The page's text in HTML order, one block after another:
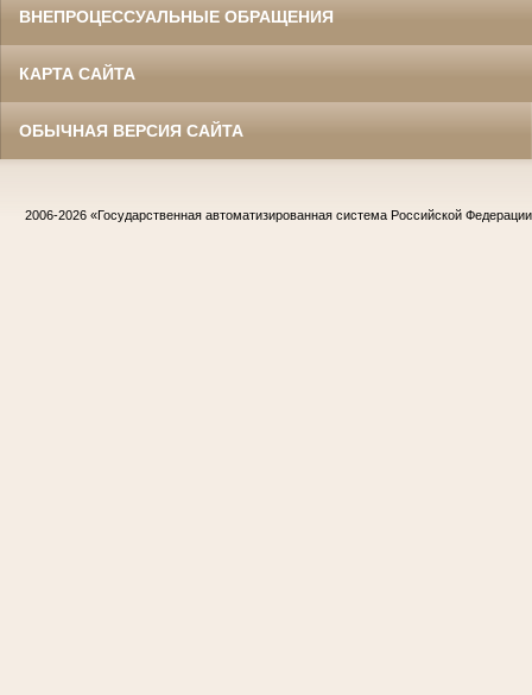
ВНЕПРОЦЕССУАЛЬНЫЕ ОБРАЩЕНИЯ
КАРТА САЙТА
ОБЫЧНАЯ ВЕРСИЯ САЙТА
2006-2026 «Государственная автоматизированная система Российской